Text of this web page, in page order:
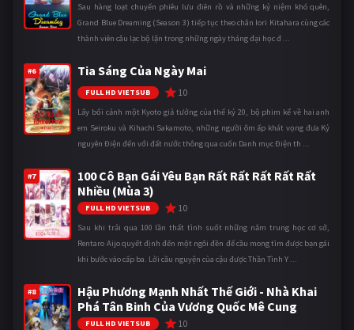
Sau hàng loạt chuyến phiêu lưu điên rồ và những kỷ niệm khó quên,
Grand Blue Dreaming (Season 3) tiếp tục theo chân Iori Kitahara cùng các
thành viên câu lạc bộ lặn trong những ngày tháng đại học đ ...
#6 Tia Sáng Của Ngày Mai
FULL HD VIETSUB 10
Lấy bối cảnh một Kyoto giả tưởng của thế kỷ 20, bộ phim kể về hai anh
em Seiroku và Kihachi Sakamoto, những người ôm ấp khát vọng đưa Kỷ
nguyên Điện đến với đất nước thông qua cuốn Danh mục Điện th ...
#7
100 Cô Bạn Gái Yêu Bạn Rất Rất Rất Rất Rất
Nhiều (Mùa 3)
FULL HD VIETSUB 10
Sau khi trải qua 100 lần thất tình suốt những năm trung học cơ sở,
Rentaro Aijo quyết định đến một ngôi đền để cầu mong tìm được bạn gái
khi bước vào cấp ba. Lời cầu nguyện của cậu được Thần Tình Y ...
#8
Hậu Phương Mạnh Nhất Thế Giới - Nhà Khai
Phá Tân Binh Của Vương Quốc Mê Cung
FULL HD VIETSUB 10